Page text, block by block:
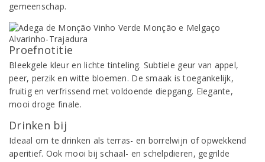
gemeenschap.
Proefnotitie
Bleekgele kleur en lichte tinteling. Subtiele geur van appel,
peer, perzik en witte bloemen. De smaak is toegankelijk,
fruitig en verfrissend met voldoende diepgang. Elegante,
mooi droge finale.
Drinken bij
Ideaal om te drinken als terras- en borrelwijn of opwekkend
aperitief. Ook mooi bij schaal- en schelpdieren, gegrilde